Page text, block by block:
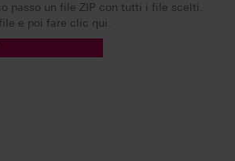
passo un file ZIP con tutti i file scelti.
e poi fare clic qui.